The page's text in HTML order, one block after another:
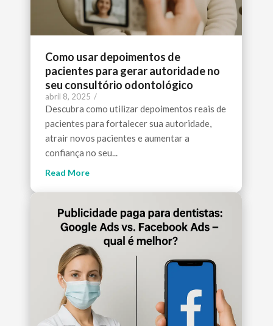
Como usar depoimentos de
pacientes para gerar autoridade no
seu consultório odontológico
abril 8, 2025 /
Descubra como utilizar depoimentos reais de
pacientes para fortalecer sua autoridade,
atrair novos pacientes e aumentar a
confiança no seu...
Read More